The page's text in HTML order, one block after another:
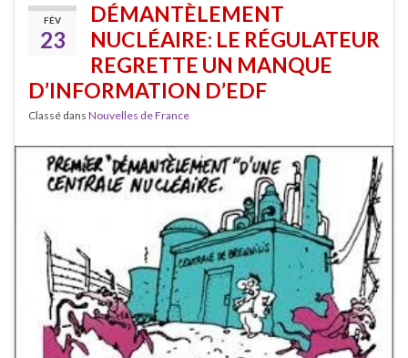
FÉV
23
DÉMANTÈLEMENT
NUCLÉAIRE: LE RÉGULATEUR
REGRETTE UN MANQUE
D’INFORMATION D’EDF
Classé dans Nouvelles de France